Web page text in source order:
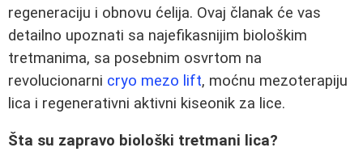
regeneraciju i obnovu ćelija. Ovaj članak će vas
detailno upoznati sa najefikasnijim biološkim
tretmanima, sa posebnim osvrtom na
revolucionarni cryo mezo lift, moćnu mezoterapiju
lica i regenerativni aktivni kiseonik za lice.
Šta su zapravo biološki tretmani lica?